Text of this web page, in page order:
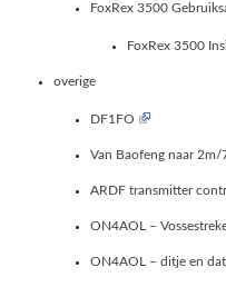
FoxRex 3500
FoxRex 3500
overige
DF1FO
Van Baofeng naar 2m/
ARDF transmitter
ON4AOL –
ON4AOL – ditje en